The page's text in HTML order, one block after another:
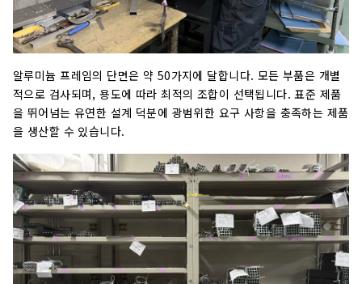
알루미늄 프레임의 단면은 약 50가지에 달합니다. 모든 부품은 개별
적으로 검사되며, 용도에 따라 최적의 조합이 선택됩니다. 표준 제품
을 뛰어넘는 유연한 설계 덕분에 광범위한 요구 사항을 충족하는 제품
을 생산할 수 있습니다.